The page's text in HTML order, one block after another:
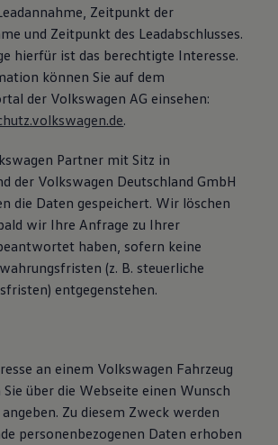
Zeitpunkt der
und Zeitpunkt des Leadabschlusses.
hierfür ist das berechtigte Interesse.
können Sie auf dem
der Volkswagen AG einsehen:
.
Partner mit Sitz in
der Volkswagen Deutschland GmbH
die Daten gespeichert. Wir löschen
wir Ihre Anfrage zu Ihrer
haben, sofern keine
(z. B. steuerliche
entgegenstehen.
an einem Volkswagen Fahrzeug
über die Webseite einen Wunsch
Zu diesem Zweck werden
personenbezogenen Daten erhoben